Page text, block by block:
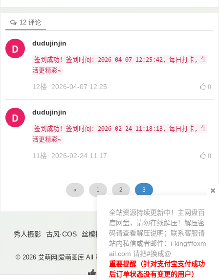
12 评论
dudujinjin
签到成功！签到时间：2026-04-07 12:25:42，每日打卡，生
活更精彩~
12楼 2026-04-07 12:25 0
dudujinjin
签到成功！签到时间：2026-02-24 11:18:13，每日打卡，生
活更精彩~
11楼 2026-02-24 11:17 0
« 1 2 3
秀人摄影 古风·COS 丝模摄影 精品摄影 优质壁纸
合集导航
臻享资源
© 2026 艾萌网|爱萌图库 All Rights Reserved. Theme By
全站资源持续更新中！主网盘百
度网盘，请勿在线解压！解压密
码请查看解压说明；联系客服请
站内私信或者邮件：i-king#foxm
ail.com 请把#换成@
重要提醒（针对支付宝支付成功
后订单状态没有变更的用户）